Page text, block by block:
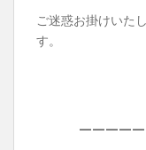
ご迷惑お掛けいた
す。